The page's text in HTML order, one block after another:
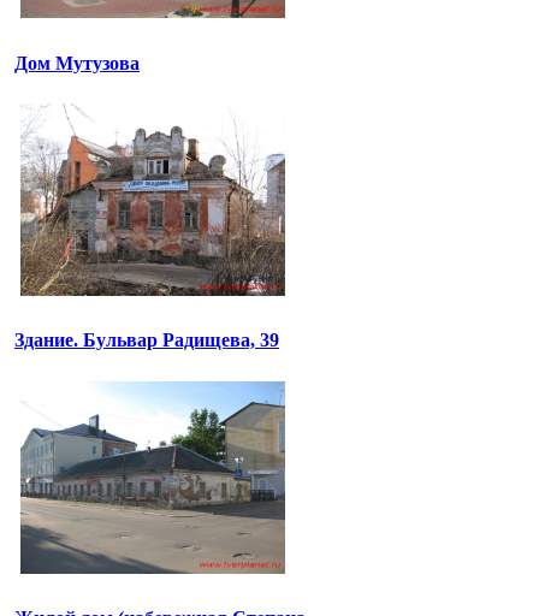
Дом Мутузова
Здание. Бульвар Радищева, 39